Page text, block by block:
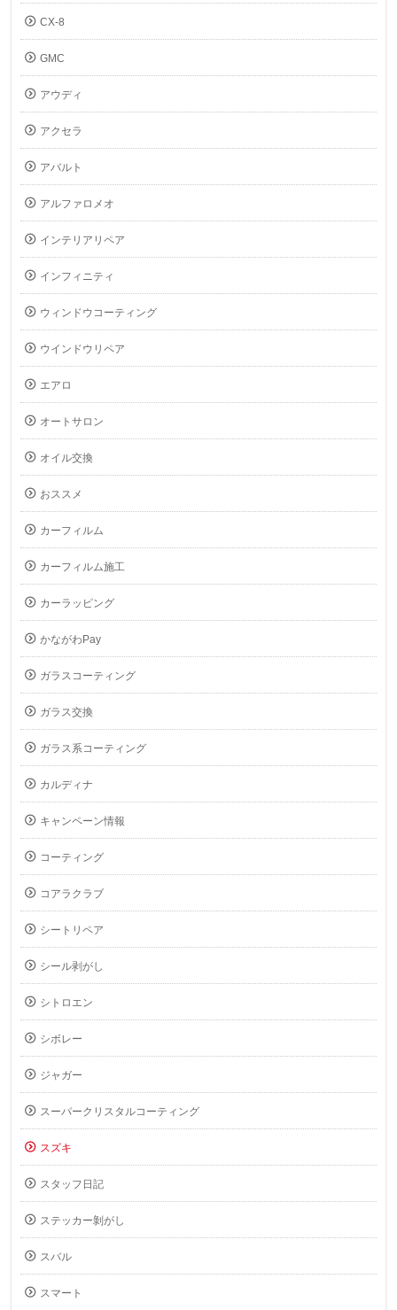
CX-8
GMC
アウディ
アクセラ
アバルト
アルファロメオ
インテリアリペア
インフィニティ
ウィンドウコーティング
ウインドウリペア
エアロ
オートサロン
オイル交換
おススメ
カーフィルム
カーフィルム施工
カーラッピング
かながわPay
ガラスコーティング
ガラス交換
ガラス系コーティング
カルディナ
キャンペーン情報
コーティング
コアラクラブ
シートリペア
シール剥がし
シトロエン
シボレー
ジャガー
スーパークリスタルコーティング
スズキ
スタッフ日記
ステッカー剝がし
スバル
スマート